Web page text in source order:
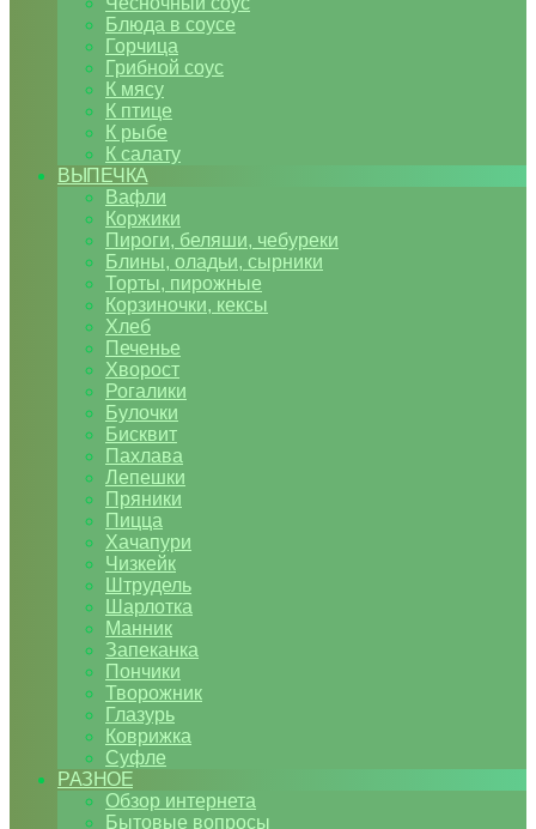
Блюда в соусе
Горчица
Грибной соус
К мясу
К птице
К рыбе
К салату
ВЫПЕЧКА
Вафли
Коржики
Пироги, беляши, чебуреки
Блины, оладьи, сырники
Торты, пирожные
Корзиночки, кексы
Хлеб
Печенье
Хворост
Рогалики
Булочки
Бисквит
Пахлава
Лепешки
Пряники
Пицца
Хачапури
Чизкейк
Штрудель
Шарлотка
Манник
Запеканка
Пончики
Творожник
Глазурь
Коврижка
Суфле
РАЗНОЕ
Обзор интернета
Бытовые вопросы